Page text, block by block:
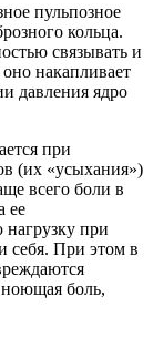
пульпозное
кольца.
связывать и
накапливает
давления ядро
при
(их «усыхания»)
всего боли в
ее
при
себя. При этом в
ноющая боль,